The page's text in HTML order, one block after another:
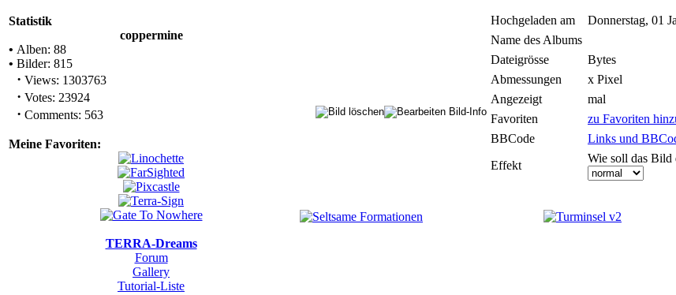
Statistik
coppermine
• Alben: 88
• Bilder: 815
· Views: 1303763
· Votes: 23924
· Comments: 563
Meine Favoriten:
TERRA-Dreams
Forum
Gallery
Tutorial-Liste
Hochgeladen am
Donnerstag, 01
Name des Albums
Dateigrösse
Bytes
Abmessungen
x Pixel
Angezeigt
mal
Favoriten
zu Favoriten
BBCode
Links und
Effekt
Wie soll das Bild